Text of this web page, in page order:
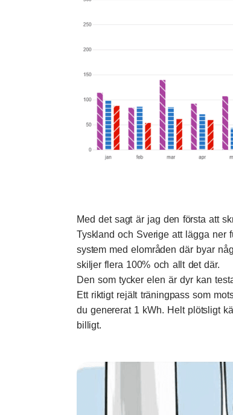
Med det sagt är jag den första att
Tyskland och Sverige att lägga ner
system med elområden där byar
skiljer flera 100% och allt det där.
Den som tycker elen är dyr kan
Ett riktigt rejält träningpass som
du genererat 1 kWh. Helt plötsligt
billigt.